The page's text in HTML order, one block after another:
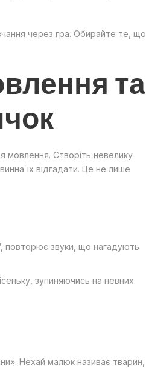
через гра. Обирайте те, що
та
мовлення. Створіть невелику
їх відгадати. Це не лише
повторює звуки, що нагадують
зупиняючись на певних
Нехай малюк називає тварин,